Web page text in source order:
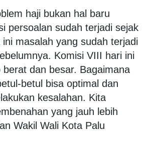
haji bukan hal baru
persoalan sudah terjadi sejak
ini masalah yang sudah terjadi
Komisi VIII hari ini
berat dan besar. Bagaimana
betul bisa optimal dan
kesalahan. Kita
yang jauh lebih
Wakil Wali Kota Palu